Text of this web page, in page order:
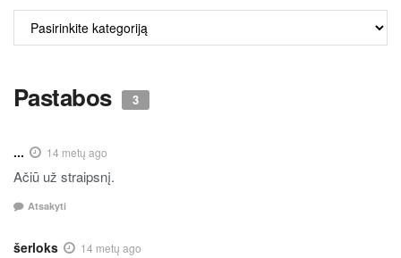
TURINYS
Pastabos 3
... 14 metų ago
Ačiū už straipsnį.
Atsakyti
šerloks 14 metų ago